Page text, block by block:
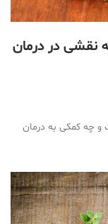
نقشی در درمان
و چه کمکی به درمان